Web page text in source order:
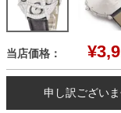
当店価格： ¥
申し訳ござい